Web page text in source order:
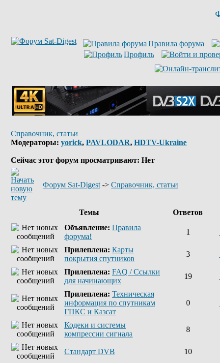
Правила форума
Профиль
Справочник, статьи
Модераторы: yorick, PAVLODAR, HDTV-Ukraine
Сейчас этот форум просматривают: Нет
Форум Sat-Digest -> Справочник, статьи
Темы
Ответов
Объявление: Правила
форума!
1
Прилеплена: Карты
покрытия спутников
3
Прилеплена: FAQ / Ссылки
для начинающих
19
Прилеплена: Техническая
информация по спутникам
ГПКС и Казсат
0
Кодеки и системы
компрессии сигнала
8
Стандарт DVB 10